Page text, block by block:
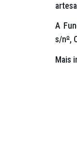
A
s/nº,
Mais